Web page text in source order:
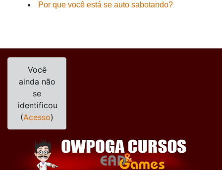
Por que você está se auto sabotando?
Você
ainda não
se
identificou
(Acesso)